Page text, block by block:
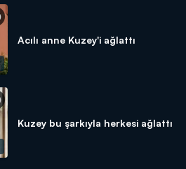
Acılı anne Kuzey'i ağlattı
Kuzey bu şarkıyla herkesi ağlattı